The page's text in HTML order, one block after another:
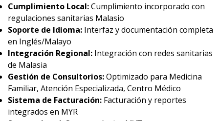
Cumplimiento Local:Cumplimiento incorporado con
regulaciones sanitarias Malasio
Soporte de Idioma: Interfaz y documentación completa
en Inglés/Malayo
Integración Regional: Integración con redes sanitarias
de Malasia
Gestión de Consultorios:Optimizado para Medicina
Familiar, Atención Especializada, Centro Médico
Sistema de Facturación: Facturación y reportes
integrados en MYR